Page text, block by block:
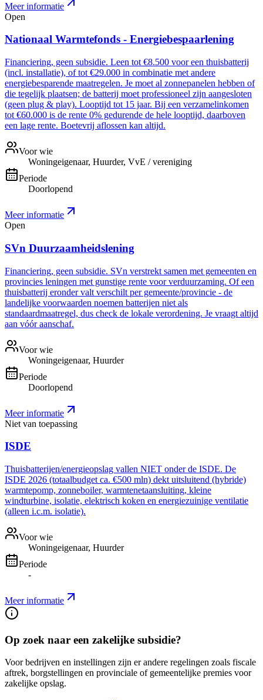
Meer informatie
Open
Nationaal Warmtefonds - Energiebespaarlening
Financiering, geen subsidie. Leen tot €8.500 voor een thuisbatterij
(incl. installatie), of tot €29.000 in combinatie met andere
energiebesparende maatregelen. Je moet al zonnepanelen hebben of
die tegelijk plaatsen; de batterij moet professioneel zijn aangesloten
(geen plug & play). Looptijd tot 15 jaar. Bij een verzamelinkomen
tot €60.000 is de rente 0% gedurende de hele looptijd, daarboven
een lage rente. Boetevrij aflossen kan altijd.
Voor wie
Woningeigenaar, Huurder, VvE / vereniging
Periode
Doorlopend
Meer informatie
Open
SVn Duurzaamheidslening
Financiering, geen subsidie. SVn verstrekt samen met gemeenten en
provincies leningen met gunstige rente voor verduurzaming. Of een
thuisbatterij eronder valt verschilt per gemeente/provincie - de
landelijke voorwaarden noemen batterijen niet als
standaardmaatregel, dus check de lokale verordening. Je vraagt altijd
aan vóór aanschaf.
Voor wie
Woningeigenaar, Huurder
Periode
Doorlopend
Meer informatie
Niet van toepassing
ISDE
Thuisbatterijen/energieopslag vallen NIET onder de ISDE. De
ISDE 2026 (totaalbudget ca. €500 mln) dekt uitsluitend (hybride)
warmtepomp, zonneboiler, warmtenetaansluiting, kleine
windturbine, isolatie, elektrisch koken en energiezuinige ventilatie
(alleen i.c.m. isolatie).
Voor wie
Woningeigenaar, Huurder
Periode
-
Meer informatie
Op zoek naar een zakelijke subsidie?
Voor bedrijven en instellingen zijn er andere regelingen zoals fiscale
aftrek, borgstellingen en provinciale of gemeentelijke premies voor
zakelijke opslag.